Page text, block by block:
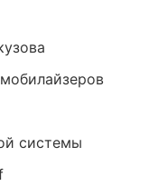
системы